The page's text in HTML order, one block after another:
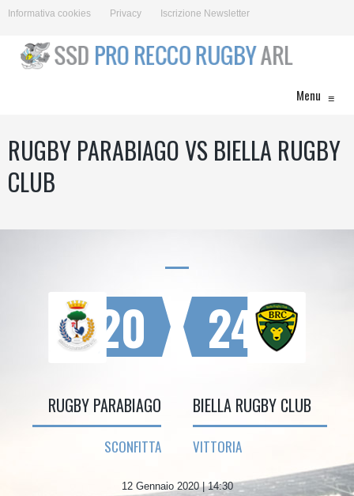
Informativa cookies Privacy Iscrizione Newsletter
Menu ≡
RUGBY PARABIAGO VS BIELLA RUGBY
CLUB
20
RUGBY PARABIAGO
SCONFITTA
24
BIELLA RUGBY CLUB
VITTORIA
12 Gennaio 2020 | 14:30